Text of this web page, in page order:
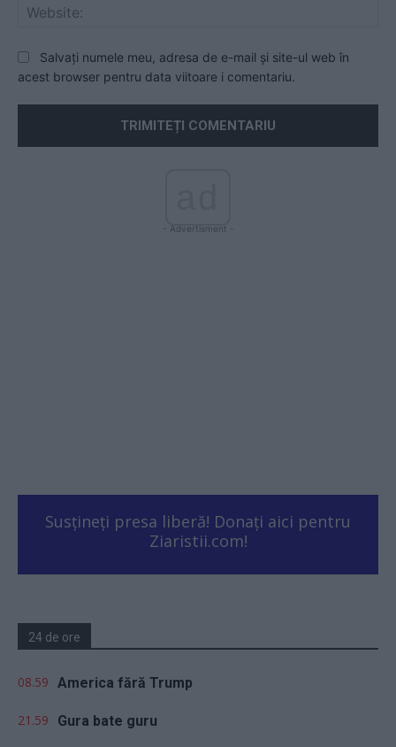
Salvați numele meu, adresa de e-mail și site-ul web în
acest browser pentru data viitoare i comentariu.
- Advertisment -
Susțineți presa liberă! Donați aici pentru
Ziaristii.com!
24 de ore
08.59 America fără Trump
21.59 Gura bate guru